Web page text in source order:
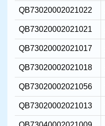
QB73020002021022
QB73020002021021
QB73020002021017
QB73020002021018
QB73020002021056
QB73020002021013